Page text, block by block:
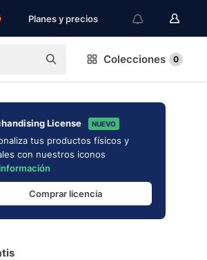
Planes y precios
Colecciones 0
License NUEVO
tus productos físicos y
con nuestros iconos
Comprar licencia